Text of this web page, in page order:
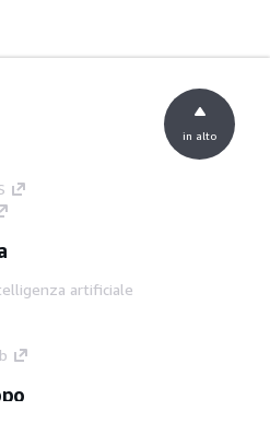
artificiale
in alto